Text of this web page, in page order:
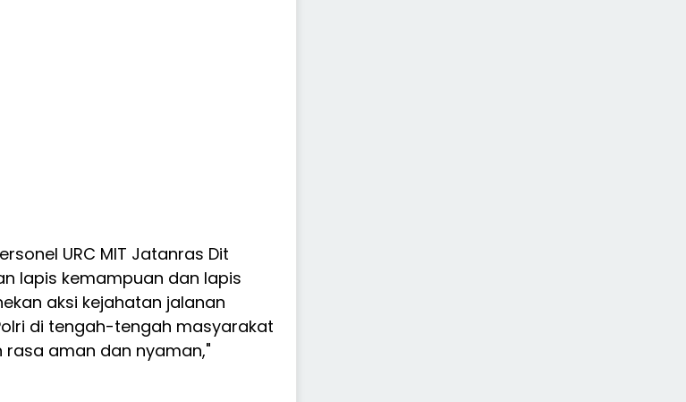
URC MIT Jatanras Dit
lapis kemampuan dan lapis
aksi kejahatan jalanan
di tengah-tengah masyarakat
aman dan nyaman,"